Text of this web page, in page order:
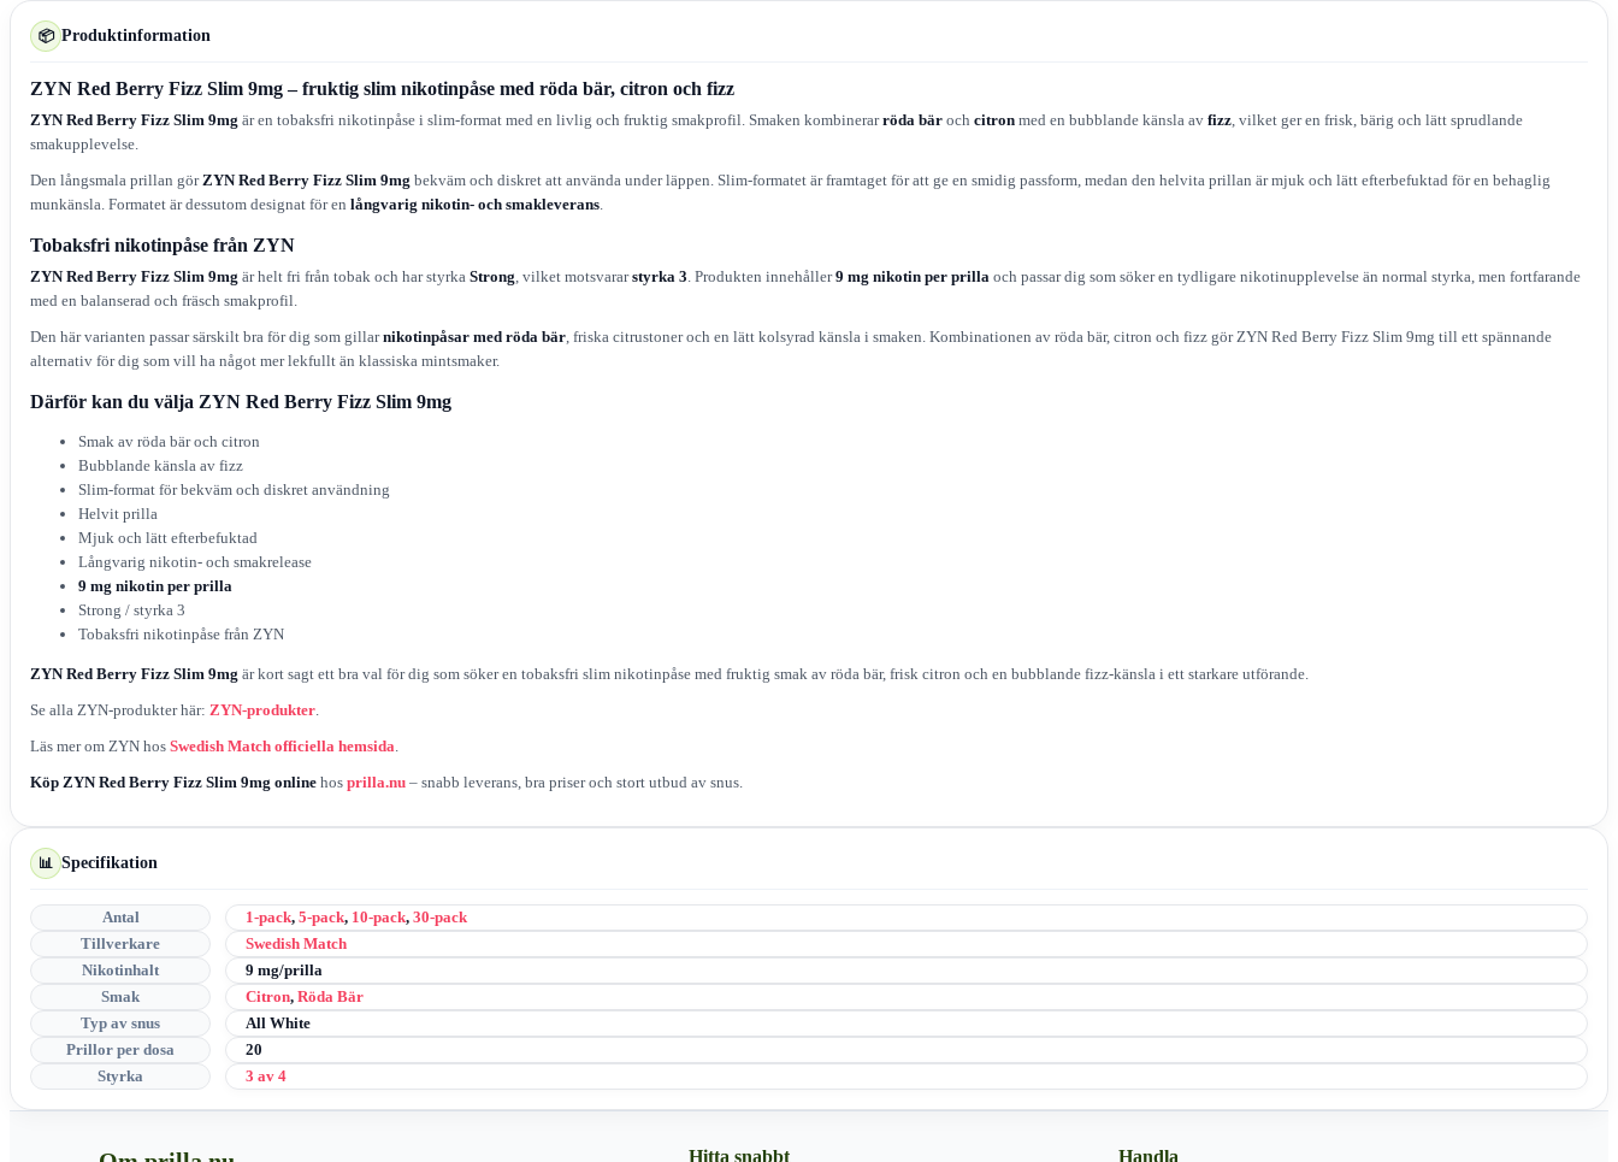
📦 Produktinformation
ZYN Red Berry Fizz Slim 9mg – fruktig slim nikotinpåse med röda bär, citron och fizz
ZYN Red Berry Fizz Slim 9mg är en tobaksfri nikotinpåse i slim-format med en livlig och fruktig smakprofil. Smaken kombinerarröda bär och citron med en bubblande känsla av fizz , vilket ger en frisk, bärig och lätt sprudlande
smakupplevelse.
Den långsmala prillan gör ZYN Red Berry Fizz Slim 9mg bekväm och diskret att använda under läppen. Slim-formatet är framtaget för att ge en smidig passform, medan den helvita prillan är mjuk och lätt efterbefuktad för en behaglig
munkänsla. Formatet är dessutom designat för en långvarig nikotin- och smakleverans
Tobaksfri nikotinpåse från ZYN
ZYN Red Berry Fizz Slim 9mg är helt fri från tobak och har styrka Strong , vilket motsvararstyrka 3 . Produkten innehåller9 mg nikotin per prilla och passar dig som söker en tydligare nikotinupplevelse än normal styrka, men fortfarande
med en balanserad och fräsch smakprofil.
Den här varianten passar särskilt bra för dig som gillarnikotinpåsar med röda bär , friska citrustoner och en lätt kolsyrad känsla i smaken. Kombinationen av röda bär, citron och fizz gör ZYN Red Berry Fizz Slim 9mg till ett spännande
alternativ för dig som vill ha något mer lekfullt än klassiska mintsmaker.
Därför kan du välja ZYN Red Berry Fizz Slim 9mg
Smak av röda bär och citron
Bubblande känsla av fizz
Slim-format för bekväm och diskret användning
Helvit prilla
Mjuk och lätt efterbefuktad
Långvarig nikotin- och smakrelease
9 mg nikotin per prilla
Strong / styrka 3
Tobaksfri nikotinpåse från ZYN
ZYN Red Berry Fizz Slim 9mg är kort sagt ett bra val för dig som söker en tobaksfri slim nikotinpåse med fruktig smak av röda bär, frisk citron och en bubblande fizz-känsla i ett starkare utförande.
Se alla ZYN-produkter här: ZYN-produkter
Läs mer om ZYN hos Swedish Match officiella hemsida
Köp ZYN Red Berry Fizz Slim 9mg online hos prilla.nu – snabb leverans, bra priser och stort utbud av snus.
📊 Specifikation
Antal 1-pack, 5-pack, 10-pack, 30-pack
Tillverkare
Swedish Match
Nikotinhalt
9 mg/prilla
Smak
Citron, Röda Bär
Typ av snus
All White
Prillor per dosa
20
Styrka
3 av 4
Hitta snabbt Handla